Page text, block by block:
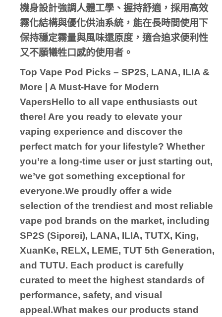
機身設計強調人體工學、握持舒適，採用高效
霧化結構與優化供油系統，能在長時間使用下
保持穩定霧量與風味還原度，適合追求便利性
又不願犧牲口感的使用者。
Top Vape Pod Picks – SP2S, LANA, ILIA &
More | A Must-Have for Modern
VapersHello to all vape enthusiasts out
there! Are you ready to elevate your
vaping experience and discover the
perfect match for your lifestyle? Whether
you’re a long-time user or just starting out,
we’ve got something exceptional for
everyone.We proudly offer a wide
selection of the trendiest and most reliable
vape pod brands on the market, including
SP2S (Siporei), LANA, ILIA, TUTX, King,
XuanKe, RELX, LEME, TUT 5th Generation,
and TUTU. Each product is carefully
curated to meet the highest standards of
performance, safety, and visual
appeal.What makes our products stand